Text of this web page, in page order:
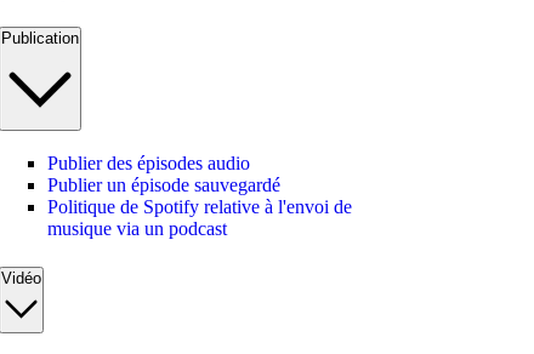
Publication
Publier des épisodes audio
Publier un épisode sauvegardé
Politique de Spotify relative à l'envoi de
musique via un podcast
Vidéo